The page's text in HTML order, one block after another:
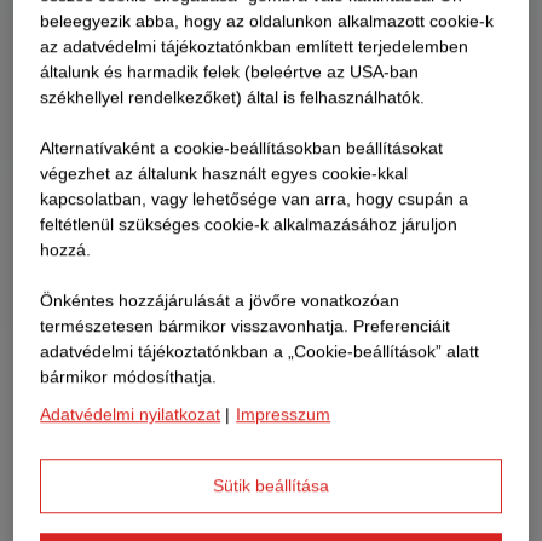
Befejeződött a 3224. jelű, Szolnok-
Tiszasüly összekötő út tíz és fél
kilométeres szakaszának a felújítása.
A Komplex Útfelújítási Program keretében, a Magyar
beleegyezik abba, hogy az oldalunkon alkalmazott cookie-k
az adatvédelmi tájékoztatónkban említett terjedelemben
általunk és harmadik felek (beleértve az USA-ban
székhellyel rendelkezőket) által is felhasználhatók.
Alternatívaként a cookie-beállításokban beállításokat
végezhet az általunk használt egyes cookie-kkal
kapcsolatban, vagy lehetősége van arra, hogy csupán a
feltétlenül szükséges cookie-k alkalmazásához járuljon
hozzá.
Önkéntes hozzájárulását a jövőre vonatkozóan
természetesen bármikor visszavonhatja. Preferenciáit
adatvédelmi tájékoztatónkban a „Cookie-beállítások” alatt
bármikor módosíthatja.
Adatvédelmi nyilatkozat | Impresszum
Sütik beállítása